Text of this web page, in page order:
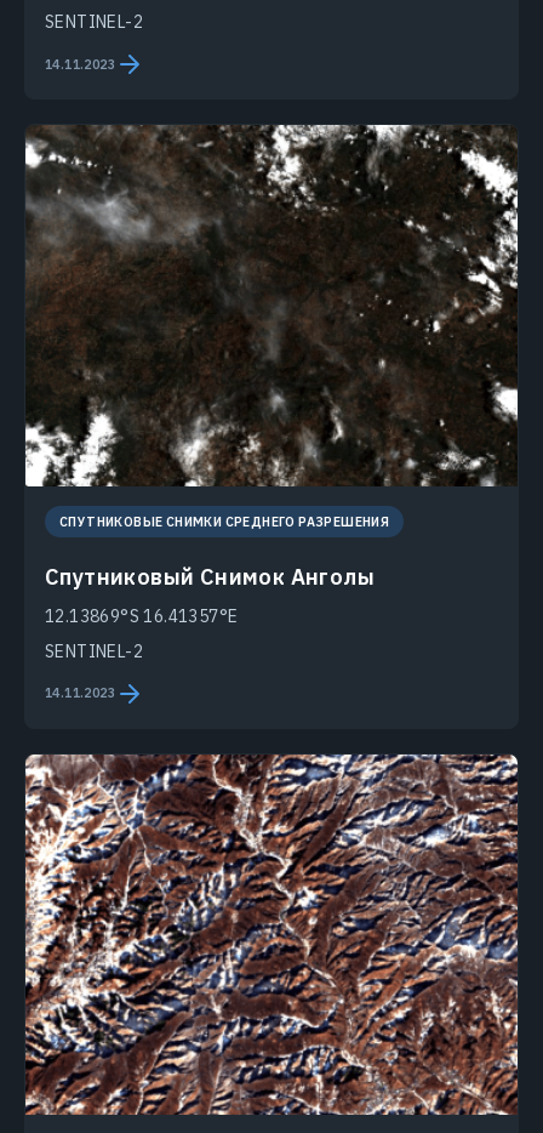
SENTINEL-2
14.11.2023
СПУТНИКОВЫЕ СНИМКИ СРЕДНЕГО РАЗРЕШЕНИЯ
Спутниковый Снимок Анголы
12.13869°S 16.41357°E
SENTINEL-2
14.11.2023